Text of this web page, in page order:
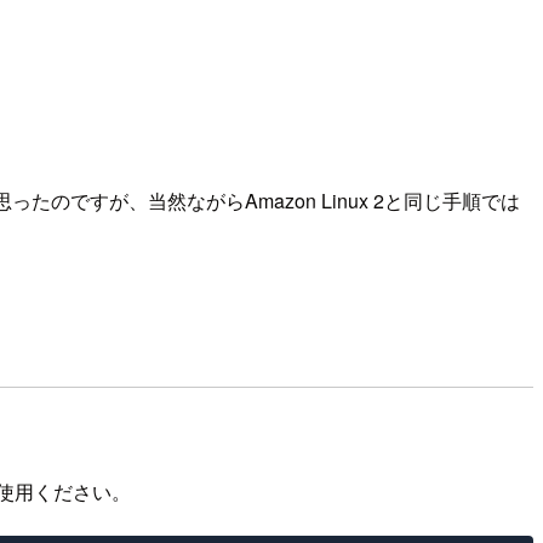
たのですが、当然ながらAmazon Linux 2と同じ手順では
ください。